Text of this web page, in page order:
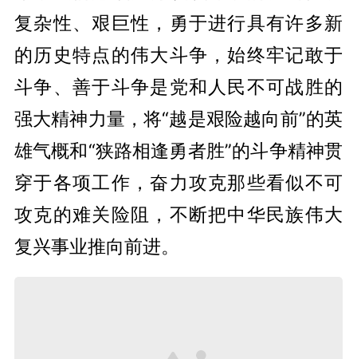
复杂性、艰巨性，勇于进行具有许多新
的历史特点的伟大斗争，始终牢记敢于
斗争、善于斗争是党和人民不可战胜的
强大精神力量，将“越是艰险越向前”的英
雄气概和“狭路相逢勇者胜”的斗争精神贯
穿于各项工作，奋力攻克那些看似不可
攻克的难关险阻，不断把中华民族伟大
复兴事业推向前进。